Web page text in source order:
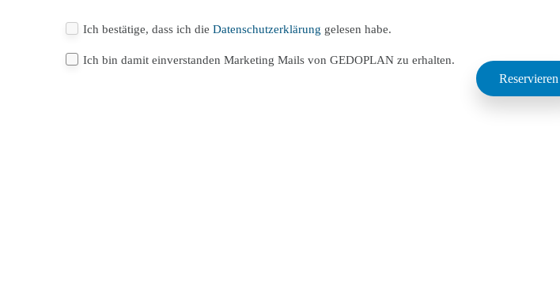
Ich bestätige, dass ich die Datenschutzerklärung gelesen habe.
Ich bin damit einverstanden Marketing Mails von GEDOPLAN zu erhalten.